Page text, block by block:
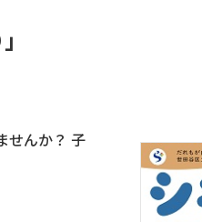
せんか？ 子